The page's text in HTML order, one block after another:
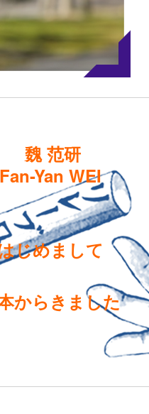
魏 范研
Fan-Yan WEI
じめまして
からきました